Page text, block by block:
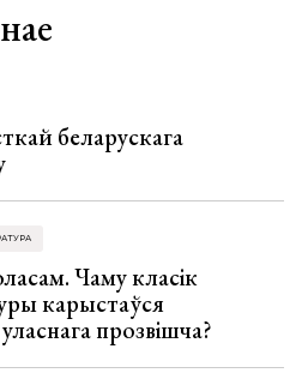
беларускага
Чаму класік
карыстаўся
прозвішча?